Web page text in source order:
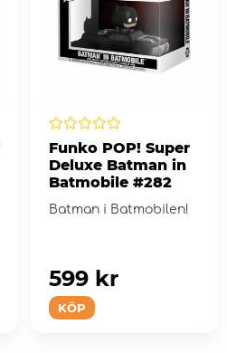
Funko POP! Super
Deluxe Batman in
Batmobile #282
Batman i Batmobilen!
KÖP
599 kr